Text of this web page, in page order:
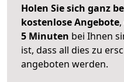
Holen Sie sich ganz
kostenlose Angebote
5 Minuten bei Ihnen
ist, dass all dies zu
angeboten werden.